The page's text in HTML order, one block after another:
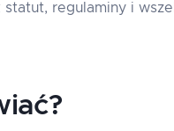
regulaminy i